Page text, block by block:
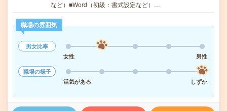
など）■Word（初級：書式設定など）…
職場の雰囲気
男女比率
女性
男性
職場の様子
活気がある
しずか